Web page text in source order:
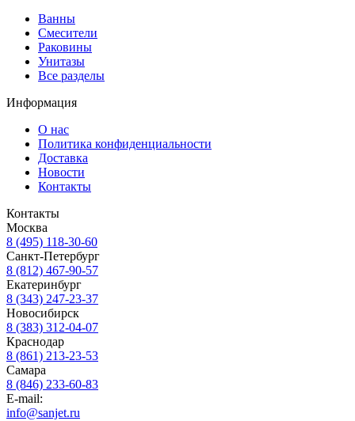
Ванны
Смесители
Раковины
Унитазы
Все разделы
Информация
О нас
Политика конфиденциальности
Доставка
Новости
Контакты
Контакты
Москва
8 (495) 118-30-60
Санкт-Петербург
8 (812) 467-90-57
Екатеринбург
8 (343) 247-23-37
Новосибирск
8 (383) 312-04-07
Краснодар
8 (861) 213-23-53
Самара
8 (846) 233-60-83
E-mail:
info@sanjet.ru